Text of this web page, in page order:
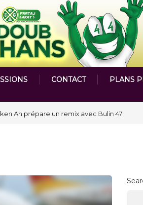
CONTACT PLANS
clôture une année et ouvre un nouveau